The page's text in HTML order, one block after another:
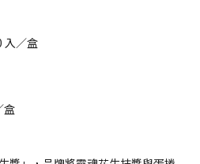
入／盒
盒